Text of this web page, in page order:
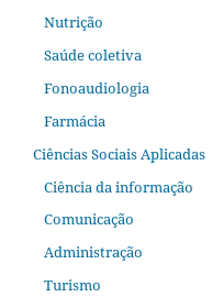
Nutrição
Saúde coletiva
Fonoaudiologia
Farmácia
Ciências Sociais Aplicadas
Ciência da informação
Comunicação
Administração
Turismo